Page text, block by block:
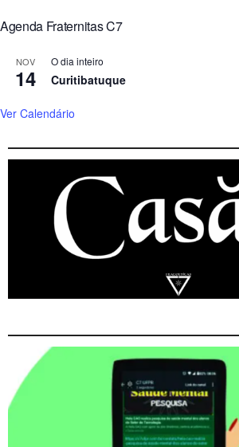
Agenda Fraternitas C7
NOV
14
O dia inteiro
Curitibatuque
Ver Calendário